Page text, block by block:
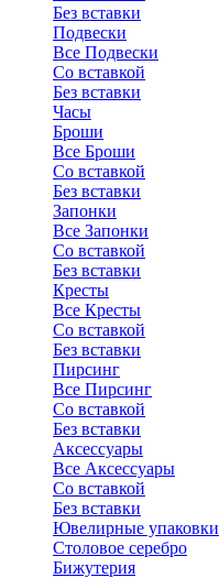
Без вставки
Подвески
Все Подвески
Со вставкой
Без вставки
Часы
Броши
Все Броши
Со вставкой
Без вставки
Запонки
Все Запонки
Со вставкой
Без вставки
Кресты
Все Кресты
Со вставкой
Без вставки
Пирсинг
Все Пирсинг
Со вставкой
Без вставки
Аксессуары
Все Аксессуары
Со вставкой
Без вставки
Ювелирные упаковки
Столовое серебро
Бижутерия